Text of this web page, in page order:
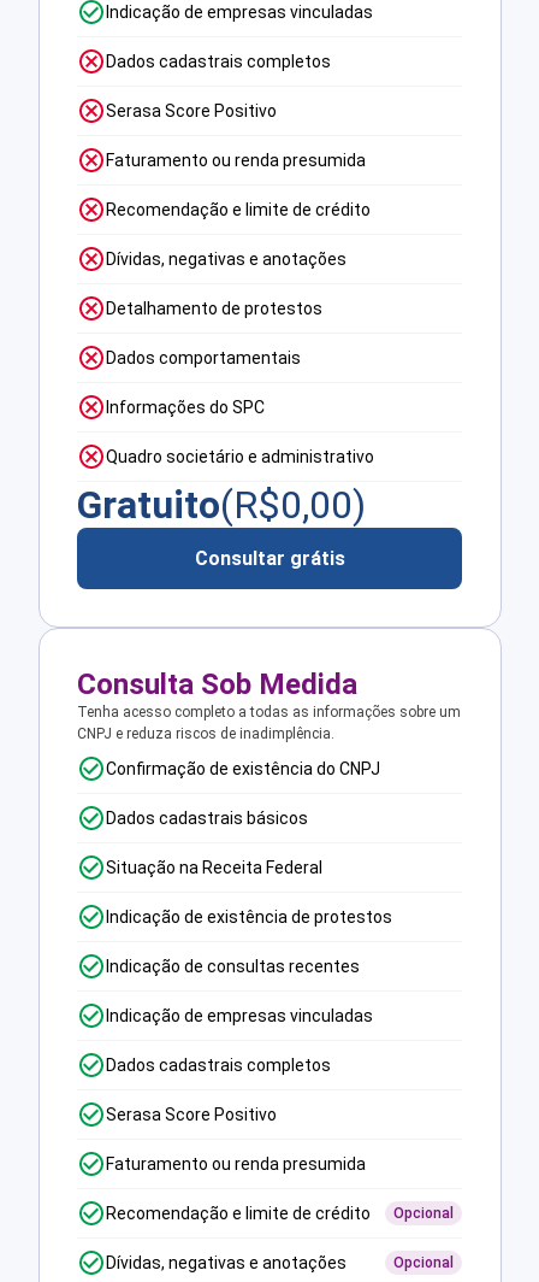
Indicação de empresas vinculadas
Dados cadastrais completos
Serasa Score Positivo
Faturamento ou renda presumida
Recomendação e limite de crédito
Dívidas, negativas e anotações
Detalhamento de protestos
Dados comportamentais
Informações do SPC
Quadro societário e administrativo
Gratuito(R$0,00)
Consultar grátis
Consulta Sob Medida
Tenha acesso completo a todas as informações sobre um
CNPJ e reduza riscos de inadimplência.
Confirmação de existência do CNPJ
Dados cadastrais básicos
Situação na Receita Federal
Indicação de existência de protestos
Indicação de consultas recentes
Indicação de empresas vinculadas
Dados cadastrais completos
Serasa Score Positivo
Faturamento ou renda presumida
Recomendação e limite de crédito Opcional
Dívidas, negativas e anotações Opcional